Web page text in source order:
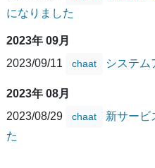
になりました
2023年 09月
2023/09/11
chaat システム
2023年 08月
2023/08/29
chaat
新サービ
た